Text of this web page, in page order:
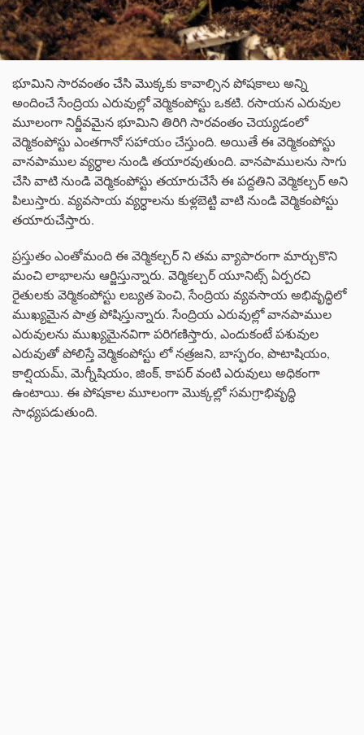
భూమిని సారవంతం చేసి మొక్కకు కావాల్సిన పోషకాలు అన్ని
అందించే సేంద్రియ ఎరువుల్లో వెర్మికంపోస్టు ఒకటి. రసాయన ఎరువుల
మూలంగా నిర్జీవమైన భూమిని తిరిగి సారవంతం చెయ్యడంలో
వెర్మికంపోస్టు ఎంతగానో సహాయం చేస్తుంది. అయితే ఈ వెర్మికంపోస్టు
వానపాముల వ్యర్ధాల నుండి తయారవుతుంది. వానపాములను సాగు
చేసి వాటి నుండి వెర్మికంపోస్టు తయారుచేసే ఈ పద్దతిని వెర్మికల్చర్ అని
పిలుస్తారు. వ్యవసాయ వ్యర్ధాలను కుళ్లబెట్టి వాటి నుండి వెర్మికంపోస్టు
తయారుచేస్తారు.
ప్రస్తుతం ఎంతోమంది ఈ వెర్మికల్చర్ ని తమ వ్యాపారంగా మార్చుకొని
మంచి లాభాలను ఆర్జిస్తున్నారు. వెర్మికల్చర్ యూనిట్స్ ఏర్పరచి
రైతులకు వెర్మికంపోస్టు లబ్యత పెంచి, సేంద్రియ వ్యవసాయ అభివృద్ధిలో
ముఖ్యమైన పాత్ర పోషిస్తున్నారు. సేంద్రియ ఎరువుల్లో వానపాముల
ఎరువులను ముఖ్యమైనవిగా పరిగణిస్తారు, ఎందుకంటే పశువుల
ఎరువుతో పోలిస్తే వెర్మికంపోస్టు లో నత్రజని, బాస్ఫరం, పొటాషియం,
కాల్షియమ్, మెగ్నీషియం, జింక్, కాపర్ వంటి ఎరువులు అధికంగా
ఉంటాయి. ఈ పోషకాల మూలంగా మొక్కల్లో సమగ్రాభివృద్ధి
సాధ్యపడుతుంది.